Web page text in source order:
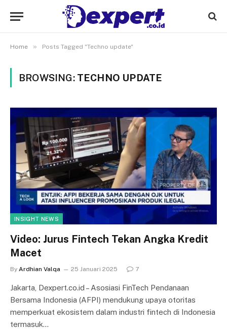
Home » Posts Tagged "Techno update"
BROWSING: TECHNO UPDATE
INSIGHT NEWS
Video: Jurus Fintech Tekan Angka Kredit
Macet
By Ardhian Valqa 25 Januari 2025 7
Jakarta, Dexpert.co.id – Asosiasi FinTech Pendanaan
Bersama Indonesia (AFPI) mendukung upaya otoritas
memperkuat ekosistem dalam industri fintech di Indonesia
termasuk…